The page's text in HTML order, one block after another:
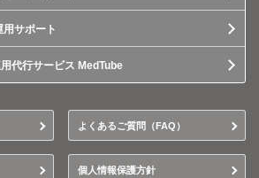
サポート
代行サービス MedTube
よくあるご質問（FAQ）
個人情報保護方針